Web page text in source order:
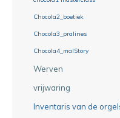
Chocola2_boetiek
Chocola3_pralines
Chocola4_malStory
Werven
vrijwaring
Inventaris van de